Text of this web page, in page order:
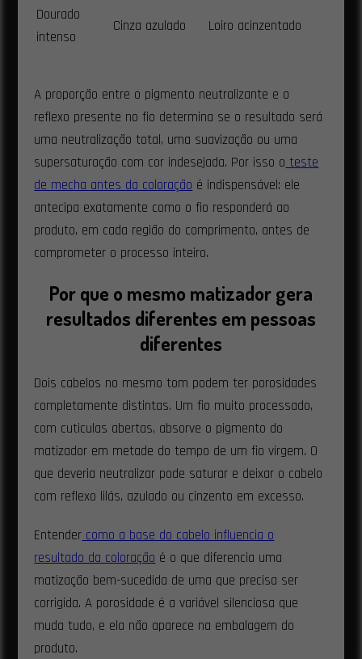
Dourado
intenso
Cinza azulado Loiro acinzentado
A proporção entre o pigmento neutralizante e o
reflexo presente no fio determina se o resultado será
uma neutralização total, uma suavização ou uma
supersaturação com cor indesejada. Por isso oteste
de mecha antes da coloraçãoé indispensável: ele
antecipa exatamente como o fio responderá ao
produto, em cada região do comprimento, antes de
comprometer o processo inteiro.
Por que o mesmo matizador gera
resultados diferentes em pessoas
diferentes
Dois cabelos no mesmo tom podem ter porosidades
completamente distintas. Um fio muito processado,
com cuticulas abertas, absorve o pigmento do
matizador em metade do tempo de um fio virgem. O
que deveria neutralizar pode saturar e deixar o cabelo
com reflexo lilás, azulado ou cinzento em excesso.
Entendercomo a base do cabelo influencia o
resultado da coloraçãoé o que diferencia uma
matização bem-sucedida de uma que precisa ser
corrigida. A porosidade é a variável silenciosa que
muda tudo, e ela não aparece na embalagem do
produto.